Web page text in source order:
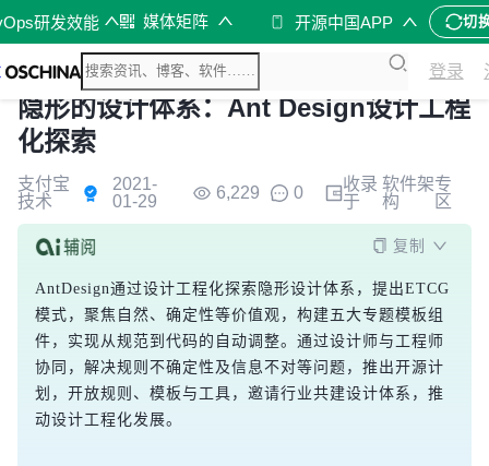
研发效能 媒体矩阵 开源中国APP 切
登录
隐形的设计体系：Ant Design设计工程
化探索
支付宝
技术
2021-
01-29
6,229 0
收录
于
软件架
构
专
区
复制
AntDesign通过设计工程化探索隐形设计体系，提出ETCG
模式，聚焦自然、确定性等价值观，构建五大专题模板组
件，实现从规范到代码的自动调整。通过设计师与工程师
协同，解决规则不确定性及信息不对等问题，推出开源计
划，开放规则、模板与工具，邀请行业共建设计体系，推
动设计工程化发展。